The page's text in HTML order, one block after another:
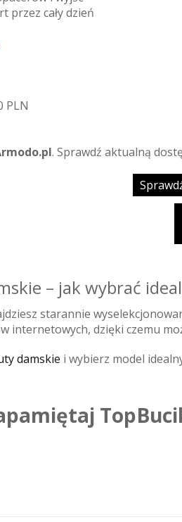
przez cały dzień
PLN
. Sprawdź aktualną
– jak wybrać
starannie
internetowych, dzięki czemu
damskie i wybierz model